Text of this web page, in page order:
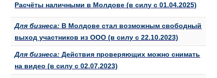
Расчёты наличными в Молдове (в силу с 01.04.2025)
Для бизнеса: В Молдове стал возможным свободный
выход участников из ООО (в силу c 22.10.2023)
Для бизнеса: Действия проверяющих можно снимать
на видео (в силу с 02.07.2023)